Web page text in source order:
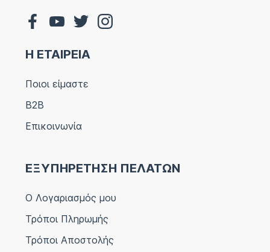
Η ΕΤΑΙΡΕΙΑ
Ποιοι είμαστε
B2B
Επικοινωνία
ΕΞΥΠΗΡΕΤΗΣΗ ΠΕΛΑΤΩΝ
Ο Λογαριασμός μου
Τρόποι Πληρωμής
Τρόποι Αποστολής